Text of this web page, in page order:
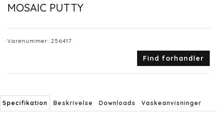
MOSAIC PUTTY
Varenummer: 256417
Find forhandler
Specifikation Beskrivelse Downloads Vaskeanvisninger